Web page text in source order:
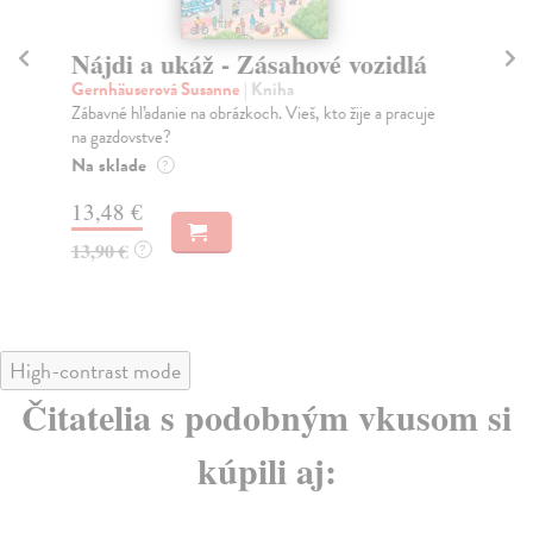
Nájdi a ukáž - Zásahové vozidlá
Gernhäuserová Susanne | Kniha
Zábavné hľadanie na obrázkoch. Vieš, kto žije a pracuje
na gazdovstve?
Na sklade ?
13,48 €
13,90 € ?
High-contrast mode
Čitatelia s podobným vkusom si
kúpili aj: